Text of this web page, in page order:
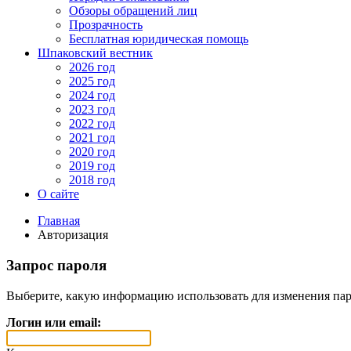
Обзоры обращений лиц
Прозрачность
Бесплатная юридическая помощь
Шпаковский вестник
2026 год
2025 год
2024 год
2023 год
2022 год
2021 год
2020 год
2019 год
2018 год
О сайте
Главная
Авторизация
Запрос пароля
Выберите, какую информацию использовать для изменения
Логин или email: